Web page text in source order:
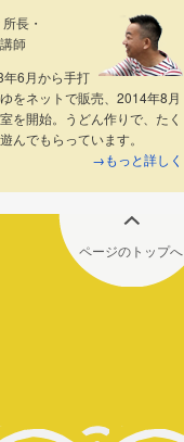
長・
師
6月から手打
をネットで販売、2014年8月
を開始。うどん作りで、たく
んでもらっています。
→もっと詳しく
ページのトップへ